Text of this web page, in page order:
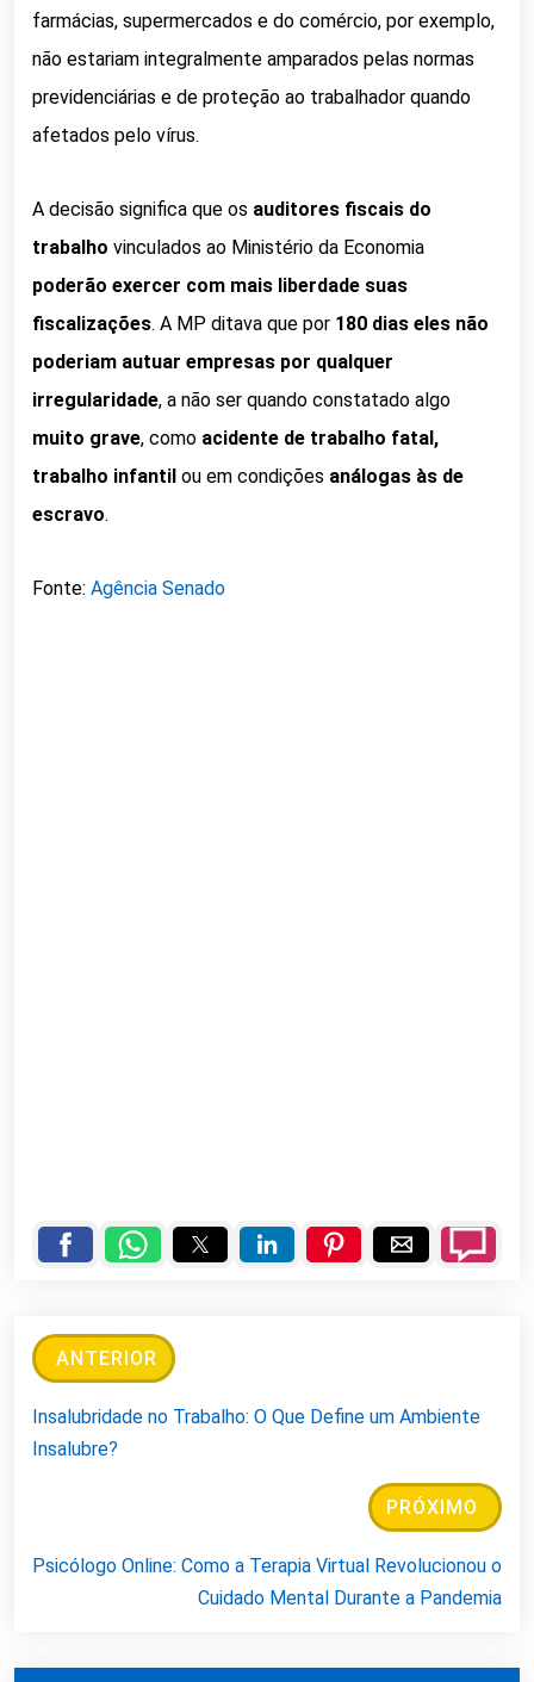
farmácias, supermercados e do comércio, por exemplo,
não estariam integralmente amparados pelas normas
previdenciárias e de proteção ao trabalhador quando
afetados pelo vírus.
A decisão significa que os auditores fiscais do
trabalho vinculados ao Ministério da Economia
poderão exercer com mais liberdade suas
fiscalizações. A MP ditava que por 180 dias eles não
poderiam autuar empresas por qualquer
irregularidade, a não ser quando constatado algo
muito grave, como acidente de trabalho fatal,
trabalho infantil ou em condições análogas às de
escravo.
Fonte: Agência Senado
ANTERIOR
Insalubridade no Trabalho: O Que Define um Ambiente
Insalubre?
PRÓXIMO
Psicólogo Online: Como a Terapia Virtual Revolucionou o
Cuidado Mental Durante a Pandemia